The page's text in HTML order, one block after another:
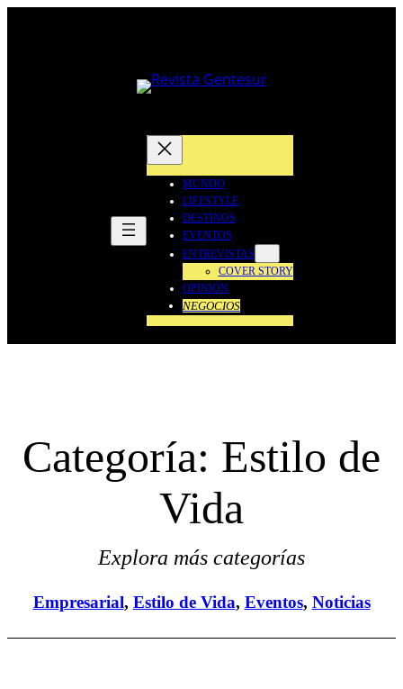
MUNDO
LIFESTYLE
DESTINOS
EVENTOS
ENTREVISTAS
COVER STORY
OPINIÓN
NEGOCIOS
Categoría: Estilo de
Vida
Explora más categorías
Empresarial, Estilo de Vida, Eventos, Noticias